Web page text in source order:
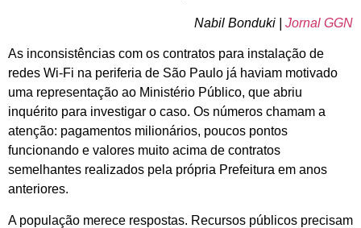
Nabil Bonduki | Jornal GGN
As inconsistências com os contratos para instalação de
redes Wi-Fi na periferia de São Paulo já haviam motivado
uma representação ao Ministério Público, que abriu
inquérito para investigar o caso. Os números chamam a
atenção: pagamentos milionários, poucos pontos
funcionando e valores muito acima de contratos
semelhantes realizados pela própria Prefeitura em anos
anteriores.
A população merece respostas. Recursos públicos precisam